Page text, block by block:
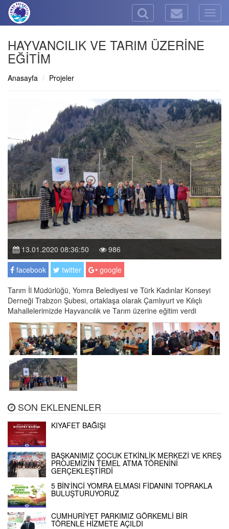
HAYVANCILIK VE TARIM ÜZERİNE
EĞİTİM
Anasayfa Projeler
13.01.2020 08:36:50
986
facebook
twitter
google
Tarım İl Müdürlüğü, Yomra Belediyesi ve Türk Kadınlar Konseyi
Derneği Trabzon Şubesi, ortaklaşa olarak Çamlıyurt ve Kılıçlı
Mahallelerimizde Hayvancılık ve Tarım üzerine eğitim verdi
SON EKLENENLER
KIYAFET BAĞIŞI
BAŞKANIMIZ ÇOCUK ETKİNLİK MERKEZİ VE KREŞ
PROJEMİZİN TEMEL ATMA TÖRENİNİ
GERÇEKLEŞTİRDİ
5 BİN'İNCİ YOMRA ELMASI FİDANINI TOPRAKLA
BULUŞTURUYORUZ
CUMHURİYET PARKIMIZ GÖRKEMLİ BİR
TÖRENLE HİZMETE AÇILDI